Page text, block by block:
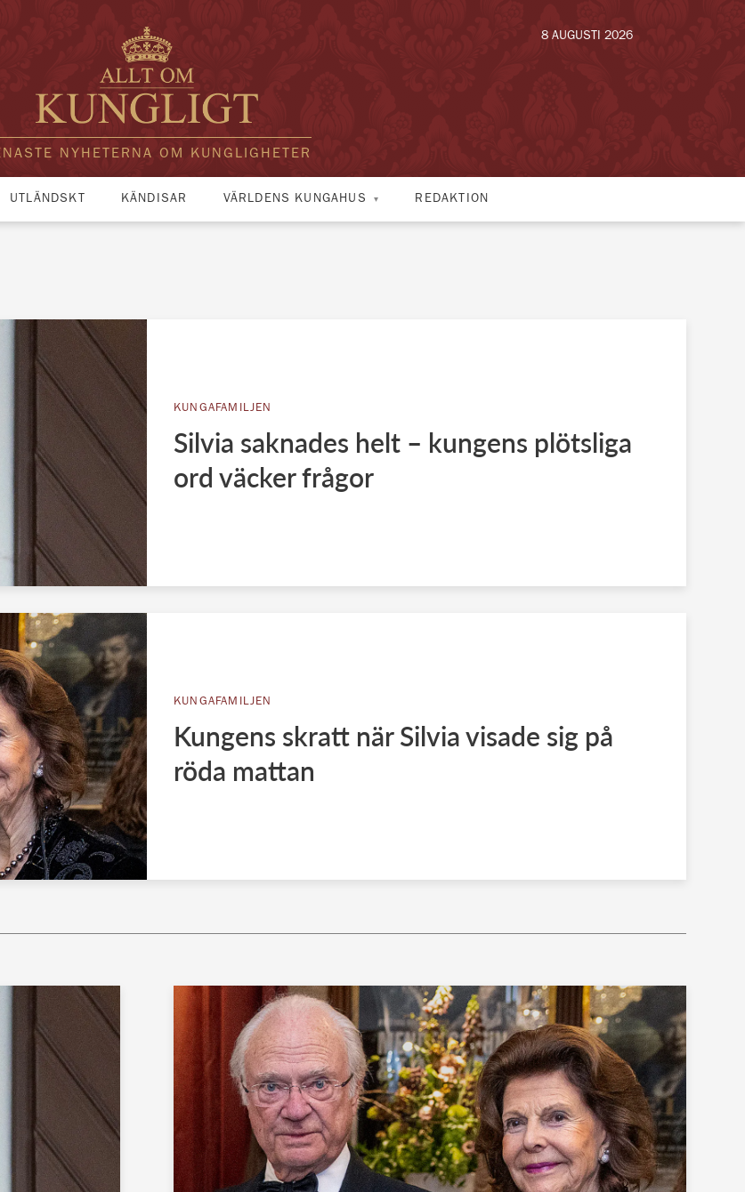
NYHETERNA OM KUNGLIGHETER
8 AUGUSTI 2026
UTLÄNDSKT KÄNDISAR VÄRLDENS KUNGAHUS REDAKTION
KUNGAFAMILJEN
Silvia saknades helt – kungens plötsliga
ord väcker frågor
KUNGAFAMILJEN
Kungens skratt när Silvia visade sig på
röda mattan